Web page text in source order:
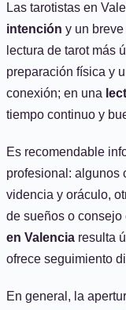
Las tarotistas en
intención y un
lectura de tarot más
preparación física y
conexión; en una
tiempo continuo y
Es recomendable
profesional: algunos
videncia y oráculo,
de sueños o consejo
en Valencia resulta
ofrece seguimiento
En general, la